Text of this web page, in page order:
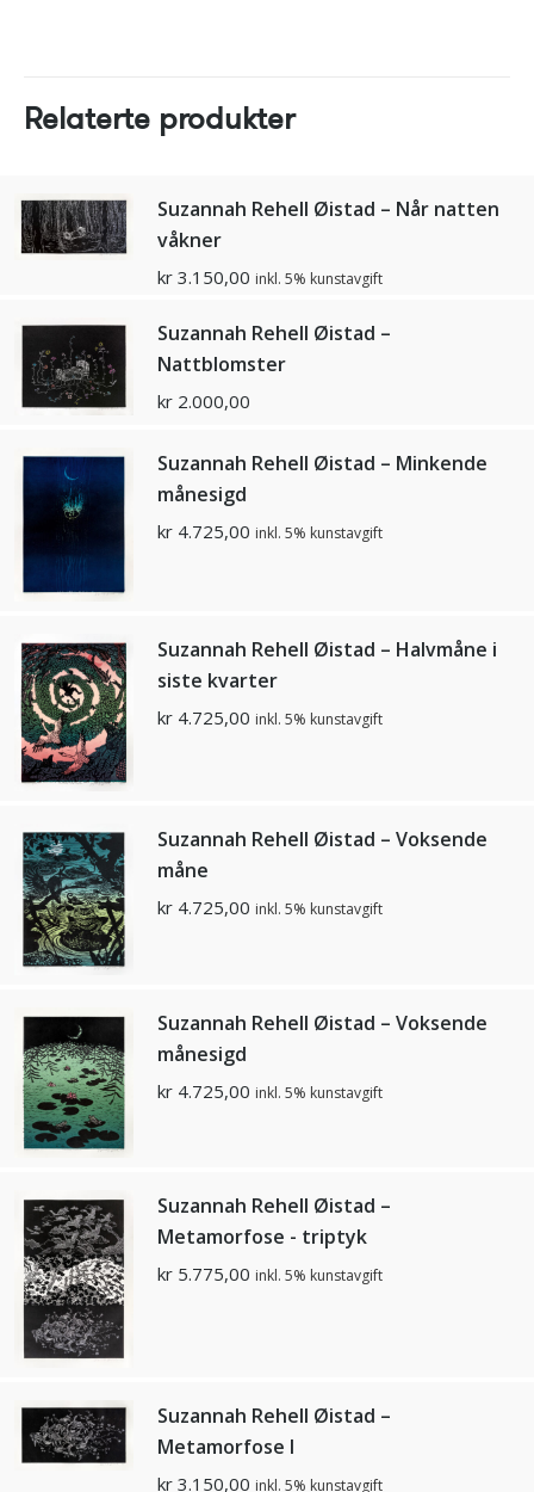
Relaterte produkter
Suzannah Rehell Øistad – Når natten
våkner
kr 3.150,00 inkl. 5% kunstavgift
Suzannah Rehell Øistad –
Nattblomster
kr 2.000,00
Suzannah Rehell Øistad – Minkende
månesigd
kr 4.725,00 inkl. 5% kunstavgift
Suzannah Rehell Øistad – Halvmåne i
siste kvarter
kr 4.725,00 inkl. 5% kunstavgift
Suzannah Rehell Øistad – Voksende
måne
kr 4.725,00 inkl. 5% kunstavgift
Suzannah Rehell Øistad – Voksende
månesigd
kr 4.725,00 inkl. 5% kunstavgift
Suzannah Rehell Øistad –
Metamorfose - triptyk
kr 5.775,00 inkl. 5% kunstavgift
Suzannah Rehell Øistad –
Metamorfose l
kr 3.150,00 inkl. 5% kunstavgift